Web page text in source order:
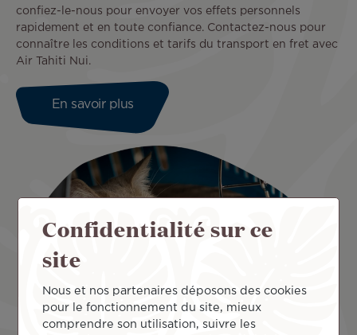
confiez-le-nous pour envoyer vos effets personnels
rapidement et en toute confiance. Contactez-nous pour
connaître les conditions et tarifs du transport en fret avec
Air Tahiti Nui.
En savoir plus
Confidentialité sur ce
site
Nous et nos partenaires déposons des cookies
pour le fonctionnement du site, mieux
comprendre son utilisation, suivre les